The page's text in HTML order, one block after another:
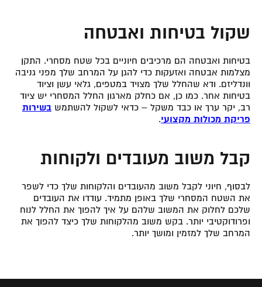
שקול בטיחות ואבטחה
בטיחות ואבטחה הם מרכיבים חיוניים בכל שטח מסחרי. התקן
מצלמות אבטחה ואזעקות כדי להגן על המרחב שלך מפני גניבה
וונדליזם. ודא שהחלל שלך מצויד במטפים, גלאי עשן וציוד
בטיחות אחר. כמו כן, אם כחלק מארגון החלל המסחרי יש ציוד
רב, יקר ערך או כבד משקל – כדאי לשקול להשתמש בשירות
פריקת מכולות מקצועי.
קבל משוב מעובדים ולקוחות
לבסוף, חיוני לקבל משוב מהעובדים והלקוחות שלך כדי לשפר
את השטח המסחרי שלך באופן מתמיד. עודדו את העובדים
שלכם לחלוק את המשוב שלהם על איך להפוך את החלל לנוח
ופרודוקטיבי יותר. בקש משוב מהלקוחות שלך כיצד להפוך את
המרחב שלך למזמין ומושך יותר.